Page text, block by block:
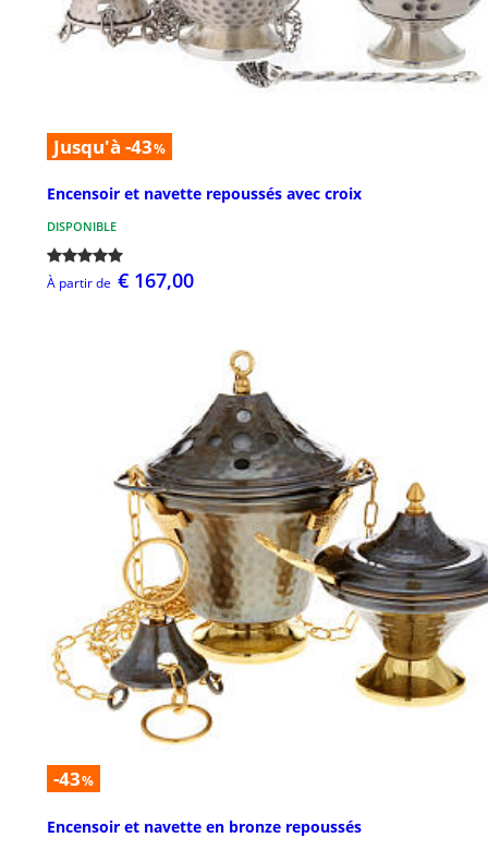
Jusqu'à -43%
Encensoir et navette repoussés avec croix
DISPONIBLE
À partir de € 167,00
-43%
Encensoir et navette en bronze repoussés